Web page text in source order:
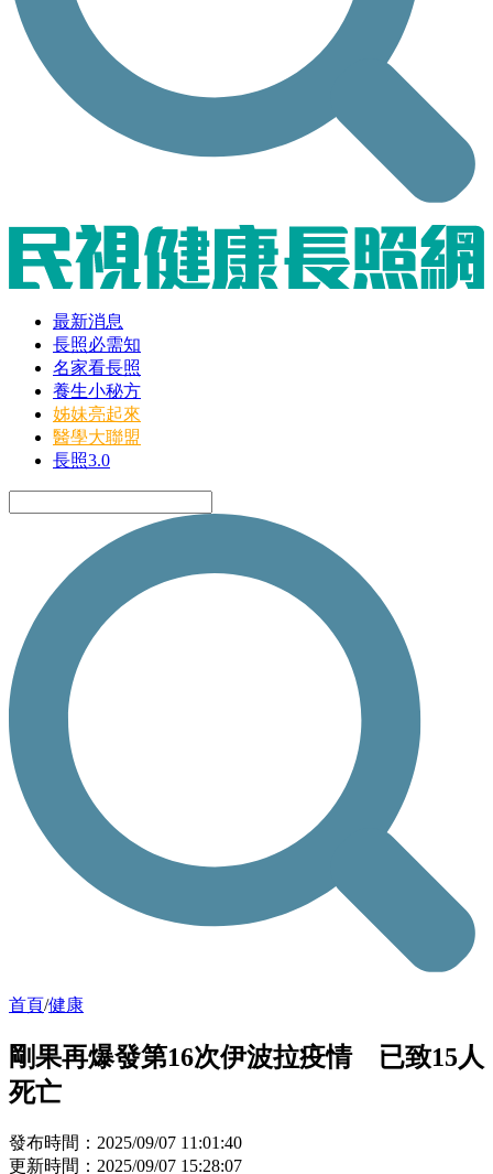
最新消息
長照必需知
名家看長照
養生小秘方
姊妹亮起來
醫學大聯盟
長照3.0
首頁/健康
剛果再爆發第16次伊波拉疫情 已致15人
死亡
發布時間：2025/09/07 11:01:40
更新時間：2025/09/07 15:28:07